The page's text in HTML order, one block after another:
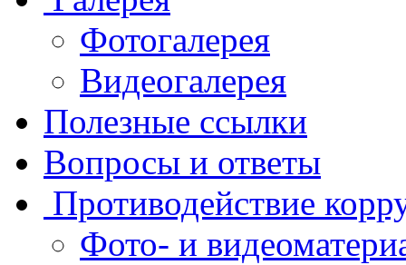
Фотогалерея
Видеогалерея
Полезные ссылки
Вопросы и ответы
Противодействие
Фото- и